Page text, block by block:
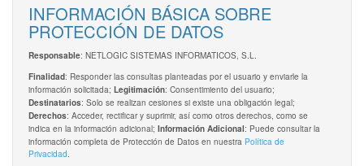
INFORMACIÓN BÁSICA SOBRE
PROTECCIÓN DE DATOS
Responsable: NETLOGIC SISTEMAS INFORMATICOS, S.L.
Finalidad: Responder las consultas planteadas por el usuario y enviarle la
información solicitada; Legitimación: Consentimiento del usuario;
Destinatarios: Solo se realizan cesiones si existe una obligación legal;
Derechos: Acceder, rectificar y suprimir, así como otros derechos, como se
indica en la información adicional; Información Adicional: Puede consultar la
información completa de Protección de Datos en nuestra Política de
Privacidad